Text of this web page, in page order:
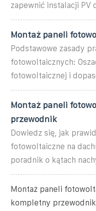
zapewnić instalacji PV
Montaż paneli
Podstawowe zasady
fotowoltaicznych:
fotowoltaicznej i
Montaż paneli
przewodnik
Dowiedz się, jak
fotowoltaiczne na
poradnik o kątach
Montaż paneli
kompletny przewodnik